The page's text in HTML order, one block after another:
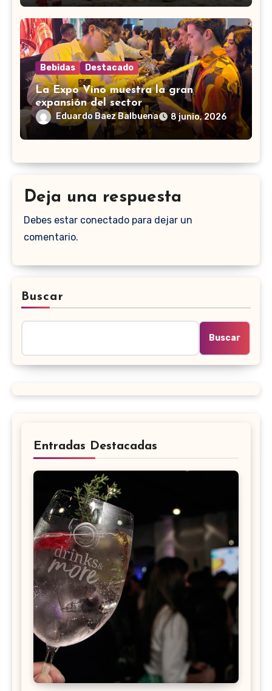
Bebidas Destacado
La Expo Vino muestra la gran
expansión del sector
Eduardo Baez Balbuena 8 junio, 2026
Deja una respuesta
Debes estar conectado para dejar un
comentario.
Buscar
Buscar
Entradas Destacadas